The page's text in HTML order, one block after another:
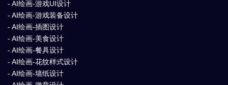
- AI绘画-游戏UI设计
- AI绘画-游戏装备设计
- AI绘画-插图设计
- AI绘画-美食设计
- AI绘画-餐具设计
- AI绘画-花纹样式设计
- AI绘画-墙纸设计